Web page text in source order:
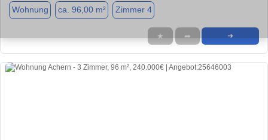
Wohnung ca. 96,00 m² Zimmer 4
★ ➦ ➜